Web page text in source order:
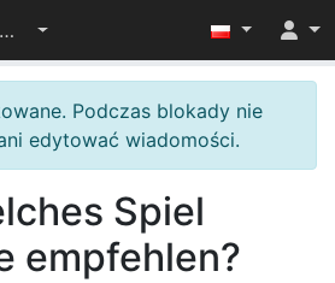
XXII Olimpiada Informatyczna — I etap
Podczas blokady nie
edytować wiadomości.
Spiel
empfehlen?